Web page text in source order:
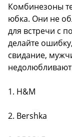
Комбинезоны
юбка. Они не
для встречи с
делайте
свидание,
1. H&M
2. Bershka